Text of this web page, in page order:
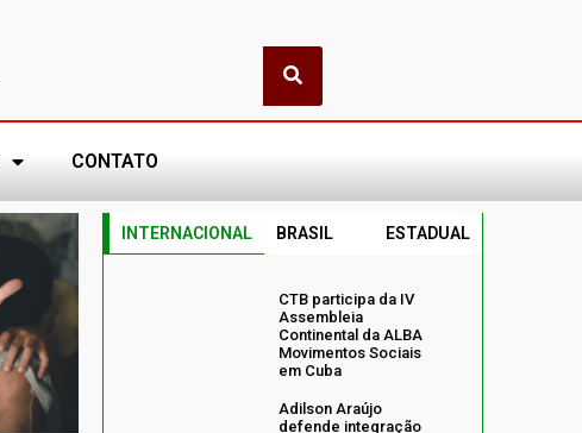
CONTATO
INTERNACIONAL BRASIL ESTADUAL
CTB participa da IV
Assembleia
Continental da ALBA
Movimentos Sociais
em Cuba
Adilson Araújo
defende integração